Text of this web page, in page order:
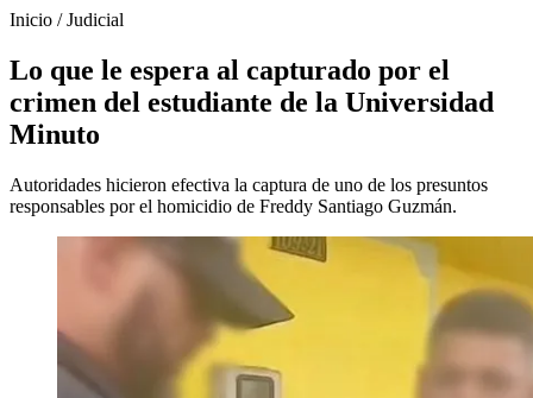
Inicio /Judicial
Lo que le espera al capturado por el
crimen del estudiante de la Universidad
Minuto
Autoridades hicieron efectiva la captura de uno de los presuntos
responsables por el homicidio de Freddy Santiago Guzmán.